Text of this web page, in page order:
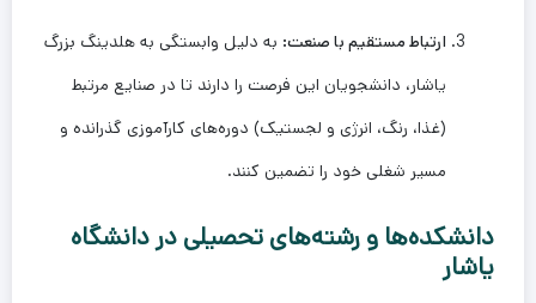
ارتباط مستقیم با صنعت: به دلیل وابستگی به هلدینگ بزرگ
یاشار، دانشجویان این فرصت را دارند تا در صنایع مرتبط
(غذا، رنگ، انرژی و لجستیک) دوره‌های کارآموزی گذرانده و
مسیر شغلی خود را تضمین کنند.
دانشکده‌ها و رشته‌های تحصیلی در دانشگاه
یاشار